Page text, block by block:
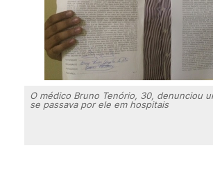
O médico Bruno Tenório, 30, denunciou
se passava por ele em hospitais